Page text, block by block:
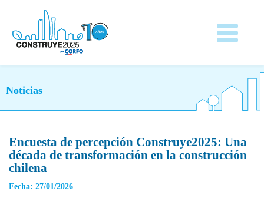
Noticias
Encuesta de percepción Construye2025: Una
década de transformación en la construcción
chilena
Fecha: 27/01/2026